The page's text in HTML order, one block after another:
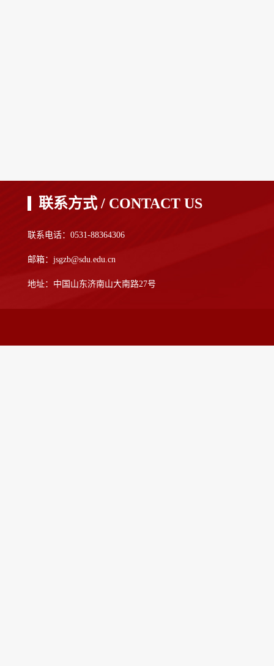
联系方式 / CONTACT US
联系电话：0531-88364306
邮箱：jsgzb@sdu.edu.cn
地址：中国山东济南山大南路27号